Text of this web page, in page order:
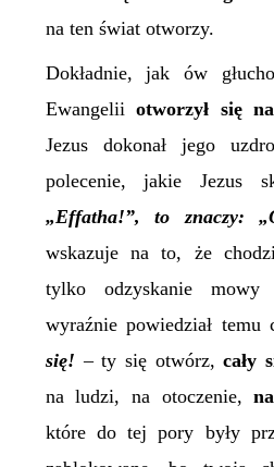
na ten świat otworzy.
Dokładnie, jak ów
Ewangeliiotworzył się
Jezus dokonał jego
polecenie, jakie Jezus
„Effatha!”, to znaczy:
wskazujena to, że
tylko odzyskanie mowy
wyraźnie powiedział temu
się!– ty się otwórz,cały
na ludzi, na otoczenie,
które do tej pory były